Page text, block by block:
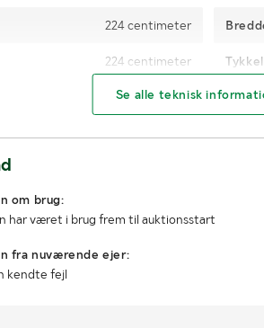
224 centimeter
224 centimeter
2 låger 2 skinner mål: 302
centimeter længde, 5 centimeter
Se alle teknisk
om brug:
har været i brug frem til auktionsstart
fra nuværende ejer:
kendte fejl